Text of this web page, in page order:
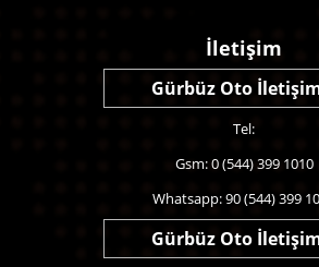
İletişim
Gürbüz Oto
Tel:
Gsm: 0 (544) 399 1010
Whatsapp: 90 (544) 399
Gürbüz Oto